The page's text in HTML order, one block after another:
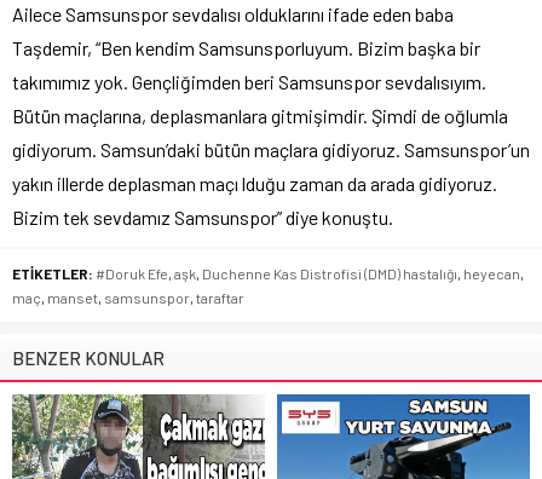
Ailece Samsunspor sevdalısı olduklarını ifade eden baba
Taşdemir, “Ben kendim Samsunsporluyum. Bizim başka bir
takımımız yok. Gençliğimden beri Samsunspor sevdalısıyım.
Bütün maçlarına, deplasmanlara gitmişimdir. Şimdi de oğlumla
gidiyorum. Samsun’daki bütün maçlara gidiyoruz. Samsunspor’un
yakın illerde deplasman maçı lduğu zaman da arada gidiyoruz.
Bizim tek sevdamız Samsunspor” diye konuştu.
ETİKETLER: #Doruk Efe, aşk, Duchenne Kas Distrofisi (DMD) hastalığı, heyecan,
maç, manset, samsunspor, taraftar
BENZER KONULAR